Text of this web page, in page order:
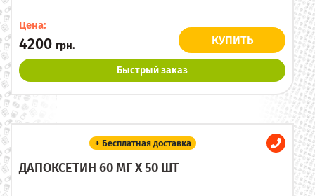
Цена:
4200 грн. КУПИТЬ
Быстрый заказ
+ Бесплатная доставка
ДАПОКСЕТИН 60 МГ X 50 ШТ